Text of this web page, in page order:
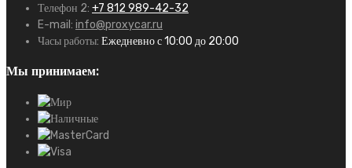
Телефон 2: +7 812 989-42-32
E-mail: info@proxycar.ru
Часы работы: Ежедневно с 10:00 до 20:00
Мы принимаем: